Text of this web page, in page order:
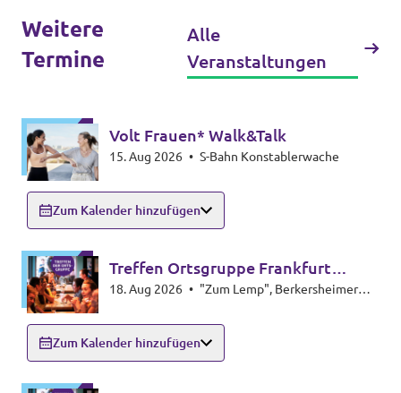
Weitere
Termine
Alle
Veranstaltungen
Volt Frauen* Walk&Talk
15. Aug 2026 • S-Bahn Konstablerwache
Zum Kalender hinzufügen
Treffen Ortsgruppe Frankfurt
Nordosten
18. Aug 2026 •
Zum Kalender hinzufügen